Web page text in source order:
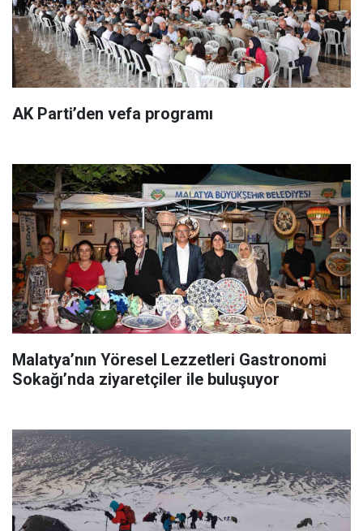
AK Parti’den vefa programı
Malatya’nın Yöresel Lezzetleri Gastronomi
Sokağı’nda ziyaretçiler ile buluşuyor